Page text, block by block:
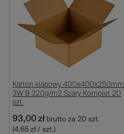
Karton klapowy 400x400x250mm
3W B 320g/m2 Szary Komplet 20
szt.
93,00 zł brutto za 20 szt.
(4,65 zł / szt.)